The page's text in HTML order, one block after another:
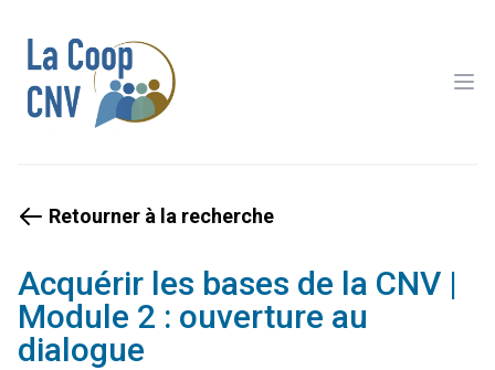
Retourner à la recherche
Acquérir les bases de la CNV |
Module 2 : ouverture au
dialogue